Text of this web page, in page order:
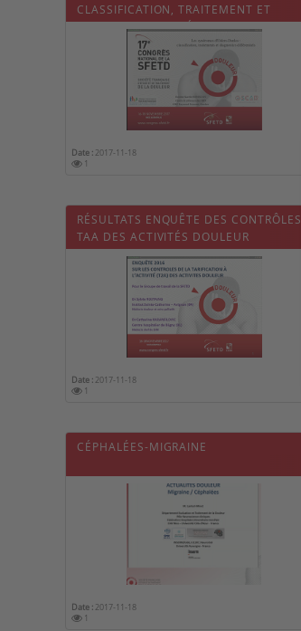
CLASSIFICATION, TRAITEMENT ET
DIAGNOSTICS DIFFÉRENTIELS ».
Date : 2017-11-18
1
RÉSULTATS ENQUÊTE DES CONTRÔLES
TAA DES ACTIVITÉS DOULEUR
Date : 2017-11-18
1
CÉPHALÉES-MIGRAINE
Date : 2017-11-18
1